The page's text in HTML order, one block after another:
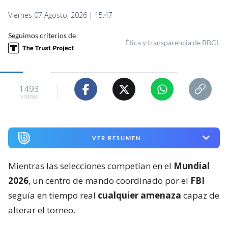
Viernes 07 Agosto, 2026 | 15:47
Seguimos criterios de
Ética y transparencia de BBCL
1493
visitas
VER RESUMEN
Mientras las selecciones competían en el Mundial
2026, un centro de mando coordinado por el FBI
seguía en tiempo real cualquier amenaza capaz de
alterar el torneo.